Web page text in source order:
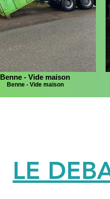
Benne - Vide maison
Benne - Vide maison
LE